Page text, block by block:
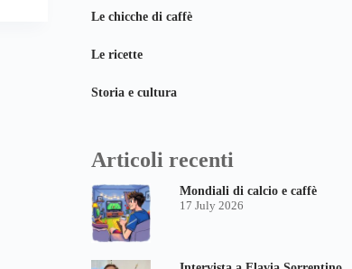
Le chicche di caffè
Le ricette
Storia e cultura
Articoli recenti
Mondiali di calcio e caffè
17 July 2026